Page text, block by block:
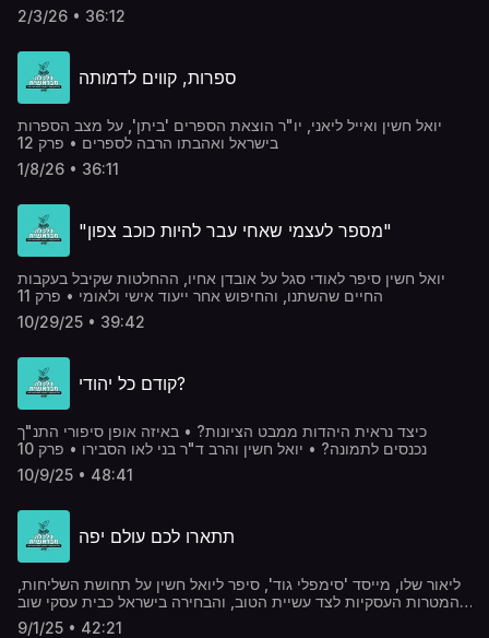
2/3/26 • 36:12
ספרות, קווים לדמותה
יואל חשין ואייל ליאני, יו"ר הוצאת הספרים 'ביתן', על מצב הספרות
בישראל ואהבתו הרבה לספרים • פרק 12
1/8/26 • 36:11
"מספר לעצמי שאחי עבר להיות כוכב צפון"
יואל חשין סיפר לאודי סגל על אובדן אחיו, ההחלטות שקיבל בעקבות
החיים שהשתנו, והחיפוש אחר ייעוד אישי ולאומי • פרק 11
10/29/25 • 39:42
קודם כל יהודי?
כיצד נראית היהדות ממבט הציונות? • באיזה אופן סיפורי התנ"ך
נכנסים לתמונה? • יואל חשין והרב ד"ר בני לאו הסבירו • פרק 10
10/9/25 • 48:41
תתארו לכם עולם יפה
ליאור שלו, מייסד 'סימפלי גוד', סיפר ליואל חשין על תחושת השליחות,
המטרות העסקיות לצד עשיית הטוב, והבחירה בישראל כבית עסקי שוב
ושוב • פרק 09
9/1/25 • 42:21